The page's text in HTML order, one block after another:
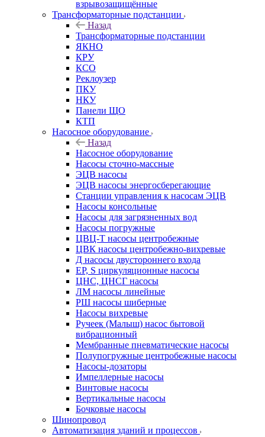
взрывозащищённые
Трансформаторные подстанции
Назад
Трансформаторные подстанции
ЯКНО
КРУ
КСО
Реклоузер
ПКУ
НКУ
Панели ЩО
КТП
Насосное оборудование
Назад
Насосное оборудование
Насосы сточно-массные
ЭЦВ насосы
ЭЦВ насосы энергосберегающие
Станции управления к насосам ЭЦВ
Насосы консольные
Насосы для загрязненных вод
Насосы погружные
ЦВЦ-Т насосы центробежные
ЦВК насосы центробежно-вихревые
Д насосы двустороннего входа
EP, S циркуляционные насосы
ЦНС, ЦНСГ насосы
ЛМ насосы линейные
РШ насосы шиберные
Насосы вихревые
Ручеек (Малыш) насос бытовой
вибрационный
Мембранные пневматические насосы
Полупогружные центробежные насосы
Насосы-дозаторы
Импеллерные насосы
Винтовые насосы
Вертикальные насосы
Бочковые насосы
Шинопровод
Автоматизация зданий и процессов